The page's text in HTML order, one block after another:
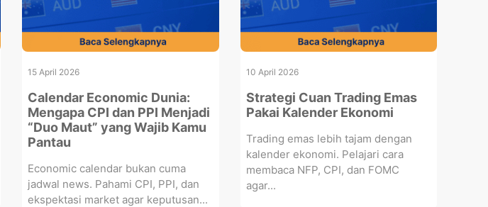
15 April 2026
Calendar Economic Dunia:
Mengapa CPI dan PPI Menjadi
“Duo Maut” yang Wajib Kamu
Pantau
Economic calendar bukan cuma
jadwal news. Pahami CPI, PPI, dan
ekspektasi market agar keputusan...
10 April 2026
Strategi Cuan Trading Emas
Pakai Kalender Ekonomi
Trading emas lebih tajam dengan
kalender ekonomi. Pelajari cara
membaca NFP, CPI, dan FOMC
agar...